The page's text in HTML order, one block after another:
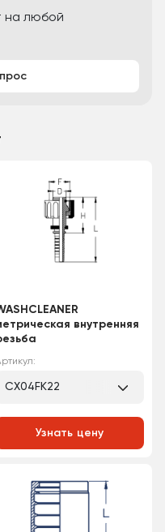
на любой
внутренняя
Артикул:
CX04FK22
Узнать цену